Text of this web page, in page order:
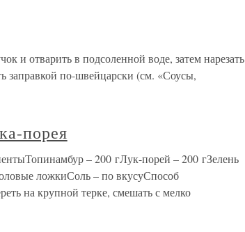
и отварить в подсоленной воде, затем нарезать
заправкой по-швейцарски (см. «Соусы,
порея
– 200 гЛук-порей – 200 гЗелень
ложкиСоль – по вкусуСпособ
на крупной терке, смешать с мелко